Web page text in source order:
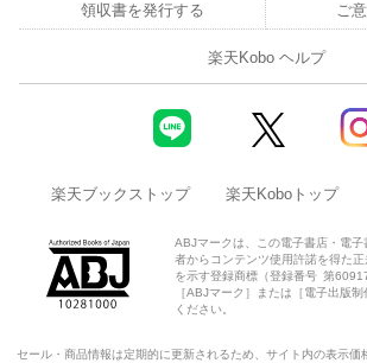
領収書を発行する ご
楽天Kobo ヘルプ
楽天ブックストップ 楽天Koboトップ
ABJマークは、この電子書店・電
者からコンテンツ使用許諾を得た
を示す登録商標（登録番号 第
［ABJマーク］または［電子出版
ください。
セール・商品情報は定期的に更新されるため、サイト内の表示価